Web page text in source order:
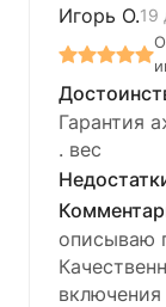
Игорь О.19
Гарантия
. вес
описываю